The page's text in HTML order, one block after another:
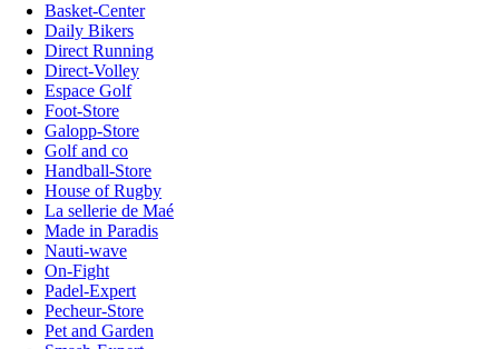
Basket-Center
Daily Bikers
Direct Running
Direct-Volley
Espace Golf
Foot-Store
Galopp-Store
Golf and co
Handball-Store
House of Rugby
La sellerie de Maé
Made in Paradis
Nauti-wave
On-Fight
Padel-Expert
Pecheur-Store
Pet and Garden